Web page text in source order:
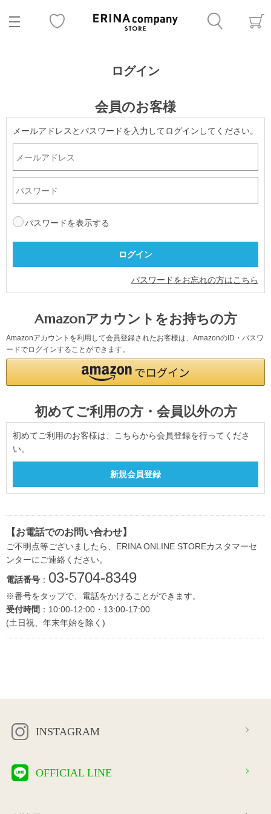
ログイン
会員のお客様
メールアドレスとパスワードを入力してログインしてください。
パスワードを表示する
パスワードをお忘れの方はこちら
Amazonアカウントをお持ちの方
Amazonアカウントを利用して会員登録されたお客様は、AmazonのID・パスワ
ードでログインすることができます。
初めてご利用の方・会員以外の方
初めてご利用のお客様は、こちらから会員登録を行ってくださ
い。
【お電話でのお問い合わせ】
ご不明点等ございましたら、ERINA ONLINE STOREカスタマーセ
ンターにご連絡ください。
電話番号 ： 03-5704-8349
※番号をタップで、電話をかけることができます。
受付時間 ：10:00-12:00・13:00-17:00
(土日祝、年末年始を除く)
INSTAGRAM
OFFICIAL LINE